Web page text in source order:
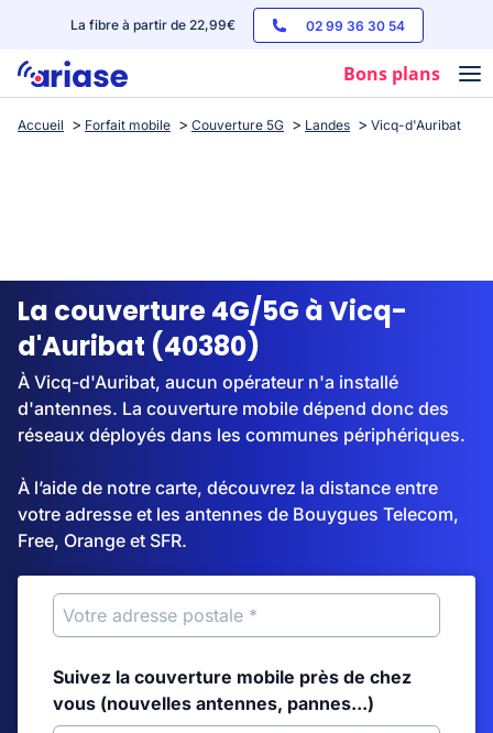
La fibre à partir de 22,99€ 02 99 36 30 54
Bons plans
Box internet
Streaming
Accueil Forfait mobile Couverture 5G Landes Vicq-d'Auribat
La couverture 4G/5G à Vicq-
d'Auribat (40380)
À Vicq-d'Auribat, aucun opérateur n'a installé
d'antennes. La couverture mobile dépend donc des
réseaux déployés dans les communes périphériques.
À l’aide de notre carte, découvrez la distance entre
votre adresse et les antennes de Bouygues Telecom,
Free, Orange et SFR.
Suivez la couverture mobile près de chez
vous (nouvelles antennes, pannes...)